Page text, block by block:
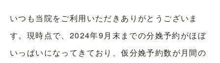
いつも当院をご利用いただきありがとうございま
す。現時点で、2024年9月末までの分娩予約がほぼ
いっぱいになってきており、仮分娩予約数が月間の